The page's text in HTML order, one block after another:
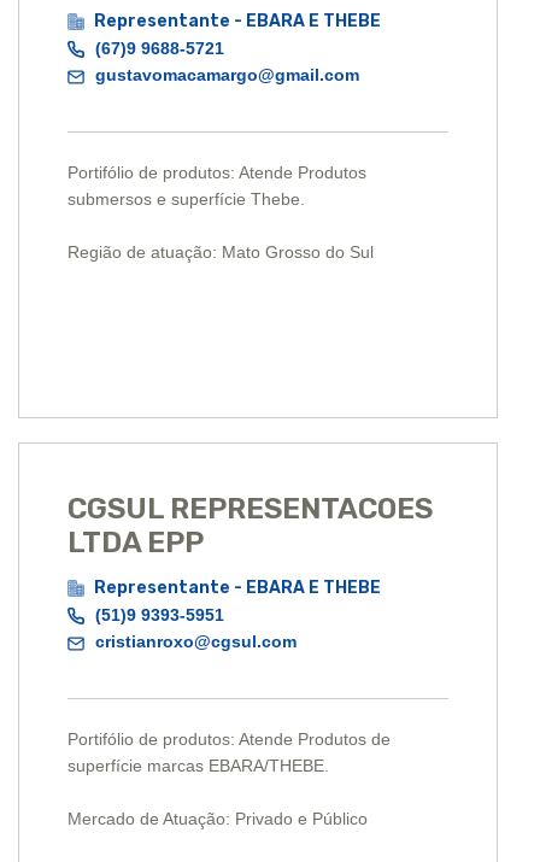
Representante - EBARA E THEBE
(67)9 9688-5721
gustavomacamargo@gmail.com
Portifólio de produtos: Atende Produtos
submersos e superfície Thebe.
Região de atuação: Mato Grosso do Sul
CGSUL REPRESENTACOES
LTDA EPP
Representante - EBARA E THEBE
(51)9 9393-5951
cristianroxo@cgsul.com
Portifólio de produtos: Atende Produtos de
superfície marcas EBARA/THEBE.
Mercado de Atuação: Privado e Público